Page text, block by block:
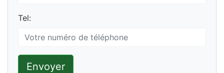
Tel:
Envoyer